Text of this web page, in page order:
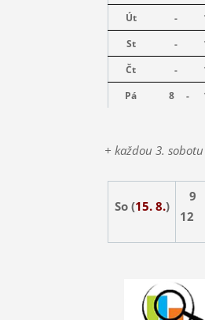
Út
-
St
-
Čt
-
Pá
8 -
+ každou 3.
So (15. 8.)
9
12